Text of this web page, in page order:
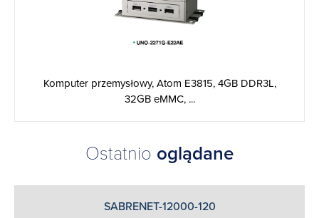
Komputer przemysłowy, Atom E3815, 4GB DDR3L,
32GB eMMC, ...
Ostatnio oglądane
SABRENET-12000-120